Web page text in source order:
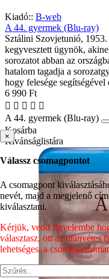
Kiadó:: B-web
A 44. gyermek (Blu-ray)
Sztálini Szovjetunió,
kegyvesztett ügynök,
sorozatot abban az
hatalom tagadja a
hogy felesége
6 990 Ft
A 44. gyermek (Blu-ray)
Kosárba
Kívánságlistára
×
Válassz csomagpontot
A csomagpont
nevét, majd a megjelenő
kiválasztani.
Kérjük, vedd figyelembe
választasz, ott az utánvétes
lehetséges, a